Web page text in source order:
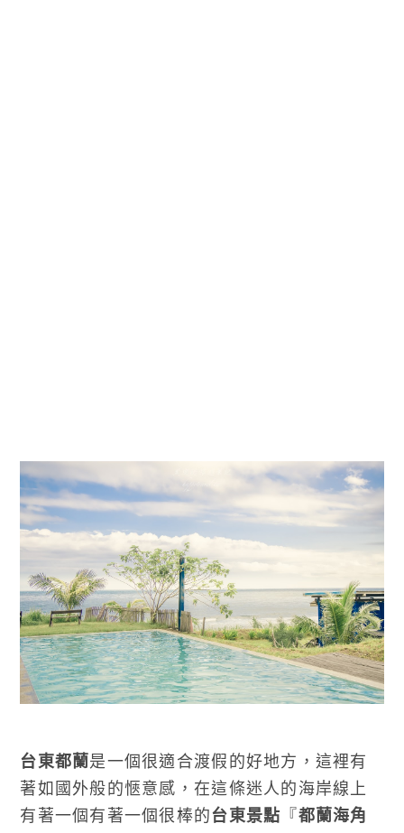
台東都蘭是一個很適合渡假的好地方，這裡有
著如國外般的愜意感，在這條迷人的海岸線上
有著一個有著一個很棒的台東景點 『都蘭海角